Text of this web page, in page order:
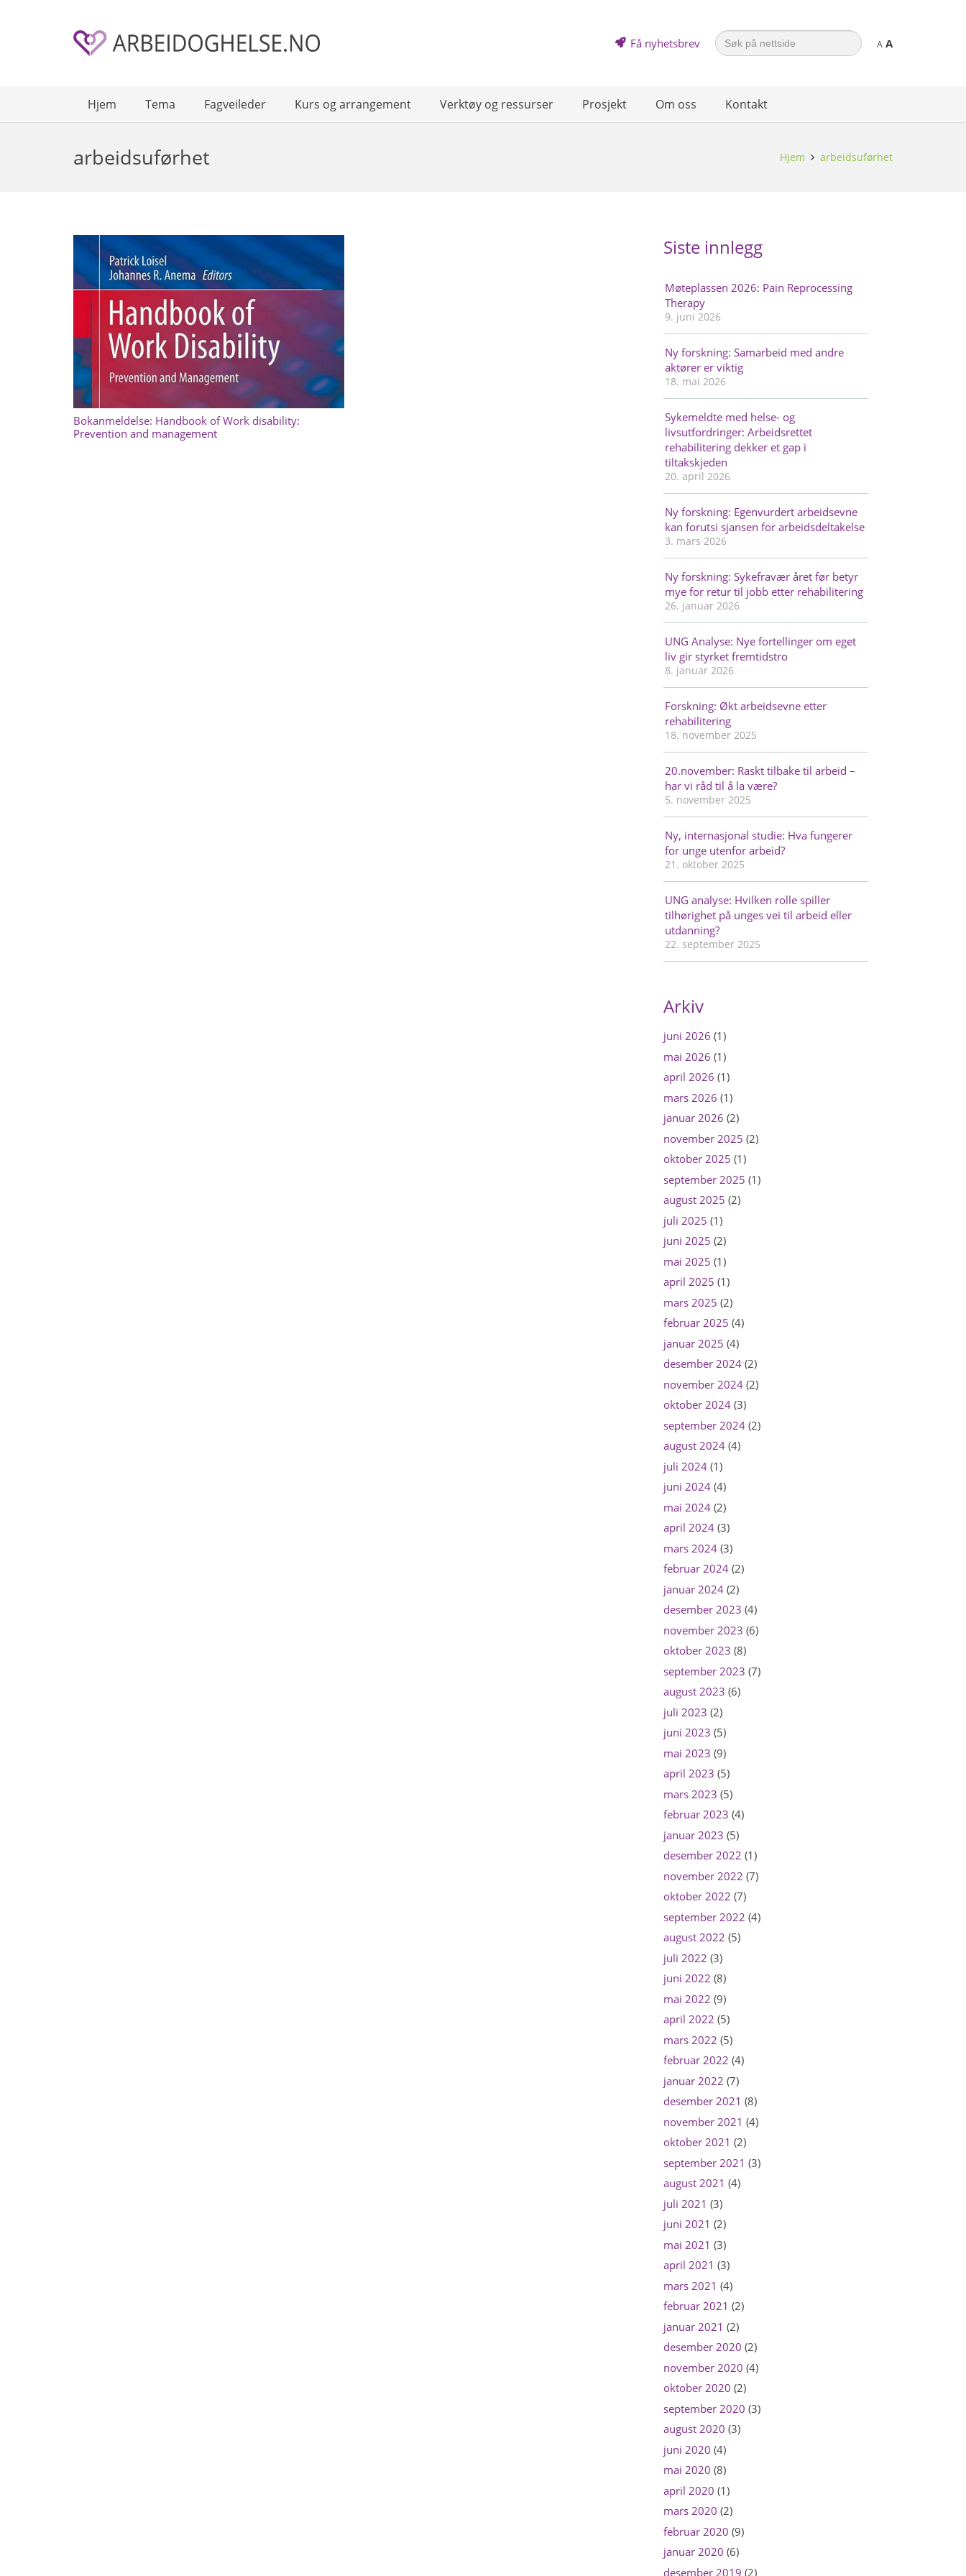
Få nyhetsbrev
Search
for: A A
Hjem Tema Fagveileder Kurs og arrangement Verktøy og ressurser Prosjekt Om oss Kontakt
arbeidsuførhet Hjem arbeidsuførhet
Bokanmeldelse: Handbook of Work disability:
Prevention and management
Siste innlegg
Møteplassen 2026: Pain Reprocessing
Therapy
9. juni 2026
Ny forskning: Samarbeid med andre
aktører er viktig
18. mai 2026
Sykemeldte med helse- og
livsutfordringer: Arbeidsrettet
rehabilitering dekker et gap i
tiltakskjeden
20. april 2026
Ny forskning: Egenvurdert arbeidsevne
kan forutsi sjansen for arbeidsdeltakelse
3. mars 2026
Ny forskning: Sykefravær året før betyr
mye for retur til jobb etter rehabilitering
26. januar 2026
UNG Analyse: Nye fortellinger om eget
liv gir styrket fremtidstro
8. januar 2026
Forskning: Økt arbeidsevne etter
rehabilitering
18. november 2025
20.november: Raskt tilbake til arbeid –
har vi råd til å la være?
5. november 2025
Ny, internasjonal studie: Hva fungerer
for unge utenfor arbeid?
21. oktober 2025
UNG analyse: Hvilken rolle spiller
tilhørighet på unges vei til arbeid eller
utdanning?
22. september 2025
Arkiv
juni 2026 (1)
mai 2026 (1)
april 2026 (1)
mars 2026 (1)
januar 2026 (2)
november 2025 (2)
oktober 2025 (1)
september 2025 (1)
august 2025 (2)
juli 2025 (1)
juni 2025 (2)
mai 2025 (1)
april 2025 (1)
mars 2025 (2)
februar 2025 (4)
januar 2025 (4)
desember 2024(2)
november 2024(2)
oktober 2024(3)
september 2024(2)
august 2024(4)
juli 2024(1)
juni 2024(4)
mai 2024(2)
april 2024(3)
mars 2024(3)
februar 2024(2)
januar 2024(2)
desember 2023 (4)
november 2023 (6)
oktober 2023 (8)
september 2023 (7)
august 2023 (6)
juli 2023 (2)
juni 2023 (5)
mai 2023 (9)
april 2023 (5)
mars 2023 (5)
februar 2023 (4)
januar 2023 (5)
desember 2022 (1)
november 2022 (7)
oktober 2022 (7)
september 2022 (4)
august 2022 (5)
juli 2022 (3)
juni 2022 (8)
mai 2022 (9)
april 2022 (5)
mars 2022 (5)
februar 2022 (4)
januar 2022 (7)
desember 2021 (8)
november 2021 (4)
oktober 2021 (2)
september 2021 (3)
august 2021 (4)
juli 2021 (3)
juni 2021 (2)
mai 2021 (3)
april 2021 (3)
mars 2021 (4)
februar 2021 (2)
januar 2021 (2)
desember 2020 (2)
november 2020 (4)
oktober 2020 (2)
september 2020 (3)
august 2020 (3)
juni 2020 (4)
mai 2020 (8)
april 2020 (1)
mars 2020 (2)
februar 2020 (9)
januar 2020 (6)
desember 2019 (2)